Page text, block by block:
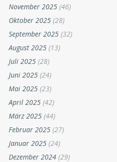
November 2025 (46)
Oktober 2025 (28)
September 2025 (32)
August 2025 (13)
Juli 2025 (28)
Juni 2025 (24)
Mai 2025 (23)
April 2025 (42)
März 2025 (44)
Februar 2025 (27)
Januar 2025 (24)
Dezember 2024 (29)